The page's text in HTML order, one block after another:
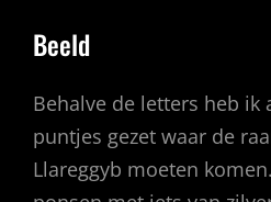
Beeld
Behalve de letters heb ik
puntjes gezet waar de
Llareggyb moeten